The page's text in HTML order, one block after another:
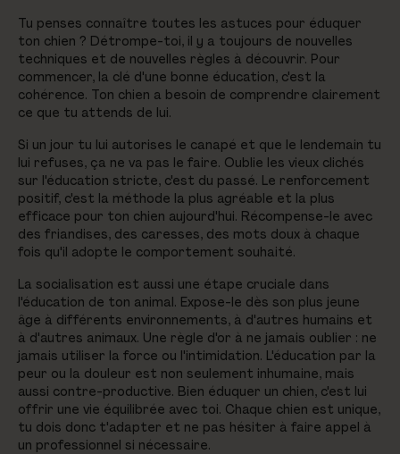
Tu penses connaître toutes les astuces pour éduquer
ton chien ? Détrompe-toi, il y a toujours de nouvelles
techniques et de nouvelles règles à découvrir. Pour
commencer, la clé d'une bonne éducation, c'est la
cohérence. Ton chien a besoin de comprendre clairement
ce que tu attends de lui.
Si un jour tu lui autorises le canapé et que le lendemain tu
lui refuses, ça ne va pas le faire. Oublie les vieux clichés
sur l'éducation stricte, c'est du passé. Le renforcement
positif, c'est la méthode la plus agréable et la plus
efficace pour ton chien aujourd'hui. Récompense-le avec
des friandises, des caresses, des mots doux à chaque
fois qu'il adopte le comportement souhaité.
La socialisation est aussi une étape cruciale dans
l'éducation de ton animal. Expose-le dès son plus jeune
âge à différents environnements, à d'autres humains et
à d'autres animaux. Une règle d'or à ne jamais oublier : ne
jamais utiliser la force ou l'intimidation. L'éducation par la
peur ou la douleur est non seulement inhumaine, mais
aussi contre-productive. Bien éduquer un chien, c'est lui
offrir une vie équilibrée avec toi. Chaque chien est unique,
tu dois donc t'adapter et ne pas hésiter à faire appel à
un professionnel si nécessaire.